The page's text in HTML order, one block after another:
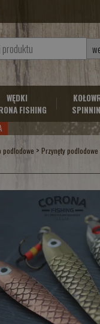
WĘDKI
FISHING
podlodowe >Przynęty podlodowe